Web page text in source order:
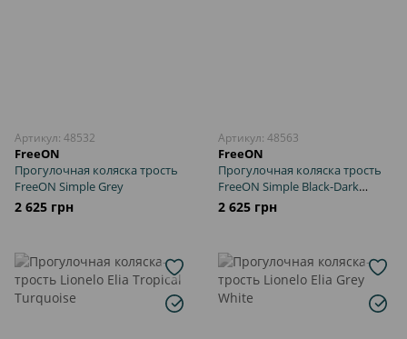
Артикул: 48532
FreeON
Прогулочная коляска трость
FreeON Simple Grey
2 625 грн
Артикул: 48563
FreeON
Прогулочная коляска трость
FreeON Simple Black-Dark
Green
2 625 грн